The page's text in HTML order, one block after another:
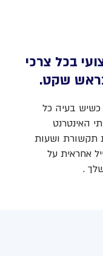
בכל צרכי
שקט.
כשיש בעיה כל
האינטרנט
תקשורת ושעות
אחראית על
.